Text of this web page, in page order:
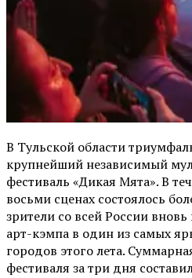
В Тульской области
крупнейший независимый
фестиваль «Дикая Мята». В
восьми сценах состоялось
зрители со всей России
арт-кэмпа в один из самых
городов этого лета.
фестиваля за три дня